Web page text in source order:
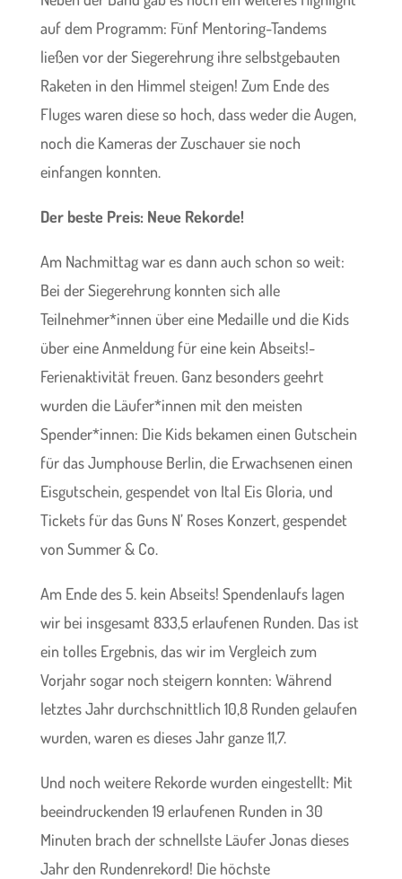
auf dem Programm: Fünf Mentoring-Tandems
ließen vor der Siegerehrung ihre selbstgebauten
Raketen in den Himmel steigen! Zum Ende des
Fluges waren diese so hoch, dass weder die Augen,
noch die Kameras der Zuschauer sie noch
einfangen konnten.
Der beste Preis: Neue Rekorde!
Am Nachmittag war es dann auch schon so weit:
Bei der Siegerehrung konnten sich alle
Teilnehmer*innen über eine Medaille und die Kids
über eine Anmeldung für eine kein Abseits!-
Ferienaktivität freuen. Ganz besonders geehrt
wurden die Läufer*innen mit den meisten
Spender*innen: Die Kids bekamen einen Gutschein
für das Jumphouse Berlin, die Erwachsenen einen
Eisgutschein, gespendet von Ital Eis Gloria, und
Tickets für das Guns N’ Roses Konzert, gespendet
von Summer & Co.
Am Ende des 5. kein Abseits! Spendenlaufs lagen
wir bei insgesamt 833,5 erlaufenen Runden. Das ist
ein tolles Ergebnis, das wir im Vergleich zum
Vorjahr sogar noch steigern konnten: Während
letztes Jahr durchschnittlich 10,8 Runden gelaufen
wurden, waren es dieses Jahr ganze 11,7.
Und noch weitere Rekorde wurden eingestellt: Mit
beeindruckenden 19 erlaufenen Runden in 30
Minuten brach der schnellste Läufer Jonas dieses
Jahr den Rundenrekord! Die höchste